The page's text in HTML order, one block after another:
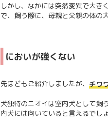
しかし、なかには突然変異で大き
で、飼う際に、母親と父親の体の
においが強くない
先ほどもご紹介しましたが、 チワ
犬独特のニオイは室内犬として飼
内犬には向いていると言えるでしょ